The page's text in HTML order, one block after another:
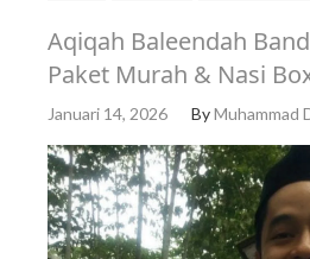
Aqiqah Baleendah
Paket Murah & Nasi
Januari 14, 2026 ByMuhammad